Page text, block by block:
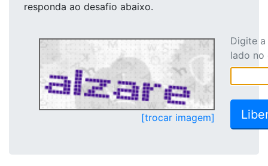
responda ao desafio abaixo.
[trocar imagem]
Digite
lado no